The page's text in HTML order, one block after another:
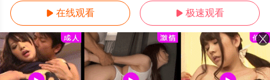
 在线观看  极速观看